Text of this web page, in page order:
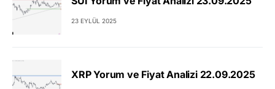
23 EYLÜL 2025
XRP Yorum ve Fiyat Analizi 22.09.2025